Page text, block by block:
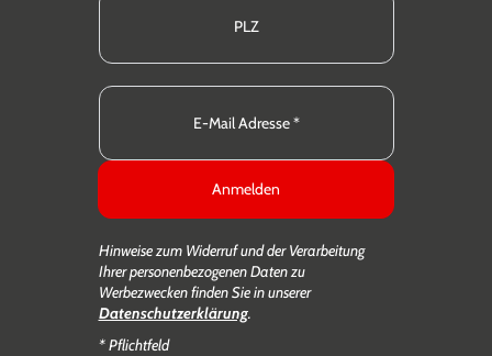
Anmelden
Hinweise zum Widerruf und der Verarbeitung
Ihrer personenbezogenen Daten zu
Werbezwecken finden Sie in unserer
Datenschutzerklärung.
* Pflichtfeld